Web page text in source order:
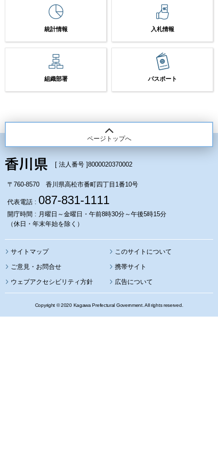
統計情報 入札情報
組織部署 パスポート
ページトップへ
[ 法人番号 ]8000020370002
〒760-8570 香川県高松市番町四丁目1番10号
代表電話 : 087-831-1111
開庁時間 : 月曜日～金曜日・午前8時30分～午後5時15分
（休日・年末年始を除く）
サイトマップ このサイトについて
携帯サイト
ウェブアクセシビリティ方針 広告について
Copyright © 2020 Kagawa Prefectural Government. All rights reserved.